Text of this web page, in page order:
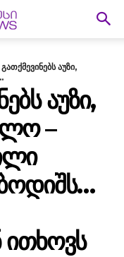
აუზი,
ᲐᲣᲖᲘ,
–
ᲘᲗᲮᲝᲕᲡ